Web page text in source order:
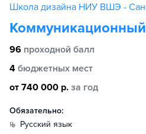
Школа дизайна НИУ ВШЭ -
96 проходной балл
4 бюджетных мест
от 740 000 р. за год
Обязательно:
русский язык